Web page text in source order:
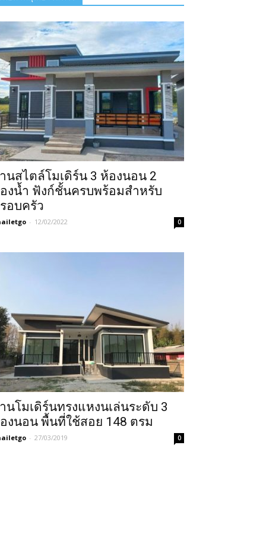
นสไตล์โมเดิร์น 3 ห้องนอน 2
งน้ำ ฟังก์ชั้นครบพร้อมสำหรับ
อบครัว
- 12/02/2022 0
นโมเดิร์นทรงแหงนเล่นระดับ 3
งนอน พื้นที่ใช้สอย 148 ตรม
- 27/03/2019 0